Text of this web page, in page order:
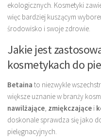
ekologicznych. Kosmetyki
więc bardziej kuszącym
środowisko i swoje zdrowie.
Jakie jest
kosmetykach do
Betaina to niezwykle
większe uznanie w branży
nawilżające, zmiękczające i
doskonale sprawdza się jako
pielęgnacyjnych.